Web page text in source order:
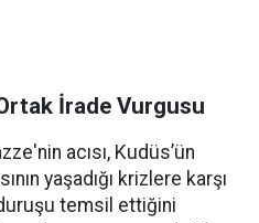
İrade Vurgusu
acısı, Kudüs’ün
yaşadığı krizlere karşı
temsil ettiğini